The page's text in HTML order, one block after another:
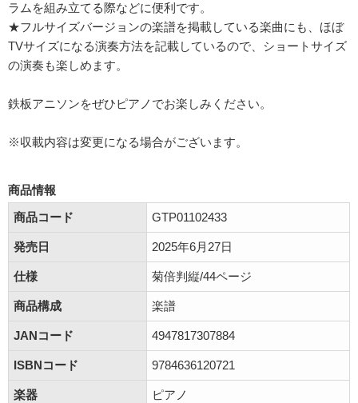
ラムを組み立てる際などに便利です。
★フルサイズバージョンの楽譜を掲載している楽曲にも、ほぼ
TVサイズになる演奏方法を記載しているので、ショートサイズ
の演奏も楽しめます。
鉄板アニソンをぜひピアノでお楽しみください。
※収載内容は変更になる場合がございます。
商品情報
商品コード
GTP01102433
発売日 2025年6月27日
仕様 菊倍判縦/44ページ
商品構成 楽譜
JANコード 4947817307884
ISBNコード 9784636120721
楽器 ピアノ